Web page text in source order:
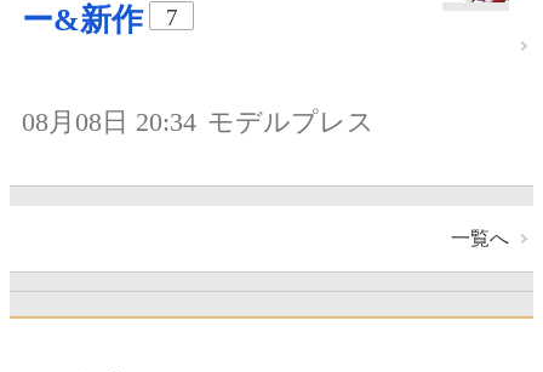
ー&新作
7
08月08日 20:34 モデルプレス
一覧へ